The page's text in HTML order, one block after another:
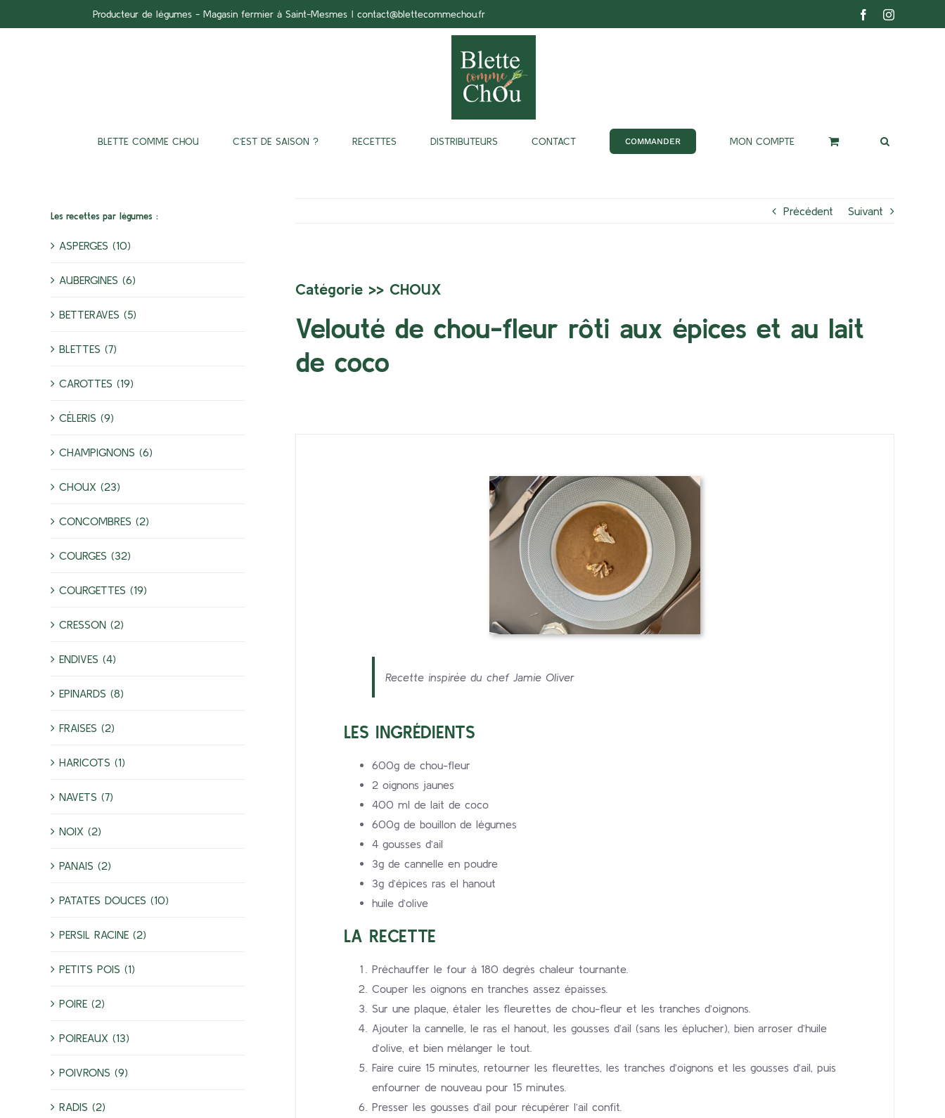
au
Producteur de légumes - Magasin fermier à Saint-Mesmes | contact@blettecommechou.fr FacebookInstagram
BLETTE COMME CHOU C’EST DE SAISON ? RECETTES DISTRIBUTEURS CONTACT COMMANDER MON COMPTE
Précédent Suivant
Catégorie >> CHOUX
Velouté de chou-fleur rôti aux épices et au lait
de coco
Recette inspirée du chef Jamie Oliver
LES INGRÉDIENTS
600g de chou-fleur
2 oignons jaunes
400 ml de lait de coco
600g de bouillon de légumes
4 gousses d’ail
3g de cannelle en poudre
3g d’épices ras el hanout
huile d’olive
LA RECETTE
Préchauffer le four à 180 degrés chaleur tournante.
Couper les oignons en tranches assez épaisses.
Sur une plaque, étaler les fleurettes de chou-fleur et les tranches d’oignons.
Ajouter la cannelle, le ras el hanout, les gousses d’ail (sans les éplucher), bien arroser d’huile
d’olive, et bien mélanger le tout.
Faire cuire 15 minutes, retourner les fleurettes, les tranches d’oignons et les gousses d’ail, puis
enfourner de nouveau pour 15 minutes.
Presser les gousses d’ail pour récupérer l’ail confit.
Les recettes par légumes :
ASPERGES (10)
AUBERGINES (6)
BETTERAVES (5)
BLETTES (7)
CAROTTES (19)
CÉLERIS (9)
CHAMPIGNONS (6)
CHOUX (23)
CONCOMBRES (2)
COURGES (32)
COURGETTES (19)
CRESSON (2)
ENDIVES (4)
EPINARDS (8)
FRAISES (2)
HARICOTS (1)
NAVETS (7)
NOIX (2)
PANAIS (2)
PATATES DOUCES (10)
PERSIL RACINE (2)
PETITS POIS (1)
POIRE (2)
POIREAUX (13)
POIVRONS (9)
RADIS (2)